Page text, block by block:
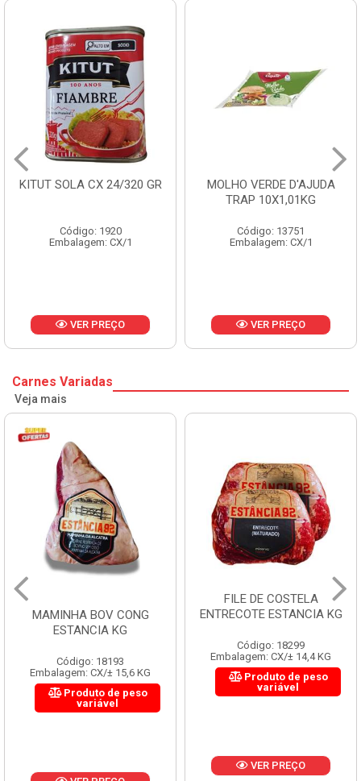
KITUT SOLA CX 24/320 GR
Código: 1920
Embalagem: CX/1
VER PREÇO
MOLHO VERDE D'AJUDA
TRAP 10X1,01KG
Código: 13751
Embalagem: CX/1
VER PREÇO
Carnes Variadas
Veja mais
MAMINHA BOV CONG
ESTANCIA KG
Código: 18193
Embalagem: CX/± 15,6 KG
Produto de peso
variável
FILE DE COSTELA
ENTRECOTE ESTANCIA KG
Código: 18299
Embalagem: CX/± 14,4 KG
Produto de peso
variável
VER PREÇO